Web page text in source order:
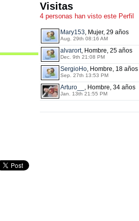
Visitas
4 personas han visto este Perfil
Mary153, Mujer, 29 años
Aug. 29th 08:16 AM
alvarort, Hombre, 25 años
Dec. 9th 21:08 PM
SergioHo, Hombre, 18 años
Sep. 27th 13:53 PM
Arturo__ , Hombre, 34 años
Jan. 13th 21:55 PM